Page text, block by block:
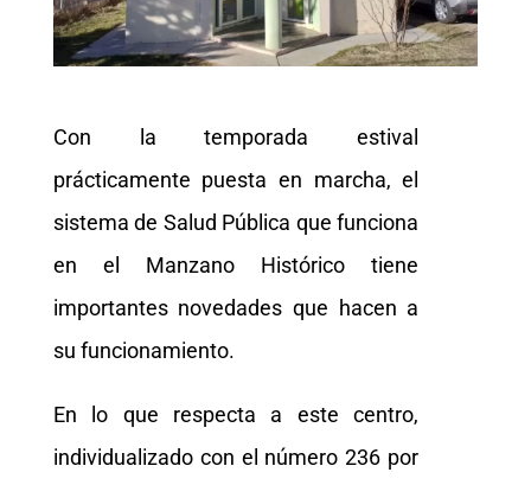
Con la temporada estival
prácticamente puesta en marcha, el
sistema de Salud Pública que funciona
en el Manzano Histórico tiene
importantes novedades que hacen a
su funcionamiento.
En lo que respecta a este centro,
individualizado con el número 236 por